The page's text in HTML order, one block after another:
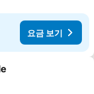
요금 보기
가